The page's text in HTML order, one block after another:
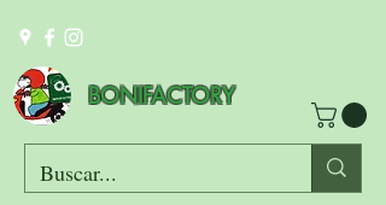
BONIFACTORY